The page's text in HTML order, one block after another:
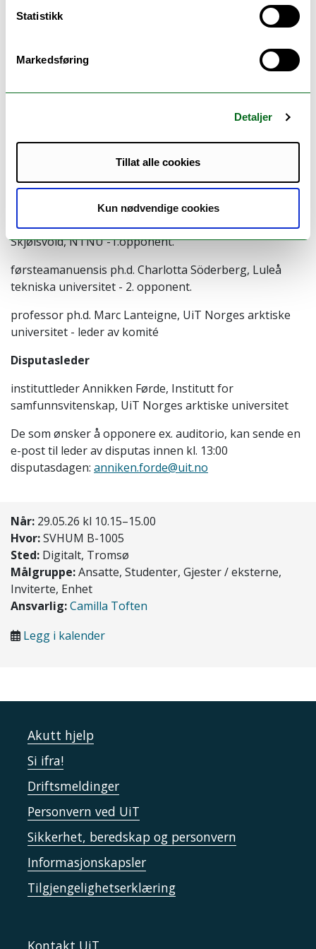
Statistikk
Markedsføring
Detaljer
Tillat alle cookies
Kun nødvendige cookies
Hovedveileder
, UiT Norges
arktiske universitet
Biveiledere
, UiT Norges arktiske
universitet
Oluf Langhelle, Universitetet i Stavanger
professor ph.d.Tomas Moe
Skjølsvold,NTNU-1.opponent.
førsteamanuensis ph.d. Charlotta Söderberg, Luleå
tekniska universitet - 2. opponent.
professor ph.d. Marc Lanteigne, UiT Norges arktiske
universitet - leder av komité
Disputasleder
instituttleder Annikken Førde, Institutt for
samfunnsvitenskap, UiT Norges arktiske universitet
De som ønsker å opponere ex. auditorio, kan sende en
e-post til leder av disputas innen kl. 13:00
disputasdagen: anniken.forde@uit.no
Når: 29.05.26 kl 10.15–15.00
Hvor:SVHUM B-1005
Sted: Digitalt, Tromsø
Målgruppe:Ansatte, Studenter, Gjester / eksterne,
Inviterte, Enhet
Ansvarlig:Camilla Toften
Legg i kalender
Akutt hjelp
Si ifra!
Driftsmeldinger
Personvern ved UiT
Sikkerhet, beredskap og personvern
Informasjonskapsler
Tilgjengelighetserklæring
Kontakt UiT